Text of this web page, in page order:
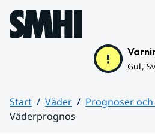
Hoppa till sidans innehåll
Gul,
Start Väder
Prognoser
Väderprognos